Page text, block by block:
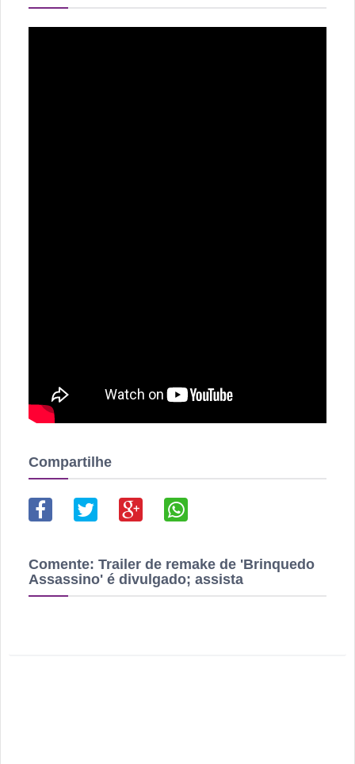
Compartilhe
Comente: Trailer de remake de 'Brinquedo
Assassino' é divulgado; assista